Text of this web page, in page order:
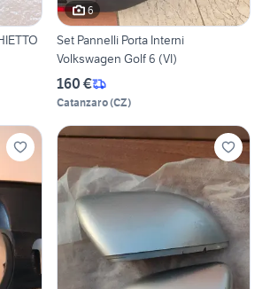
6
Set Pannelli Porta Interni
Volkswagen Golf 6 (VI)
160 €
Catanzaro(CZ)